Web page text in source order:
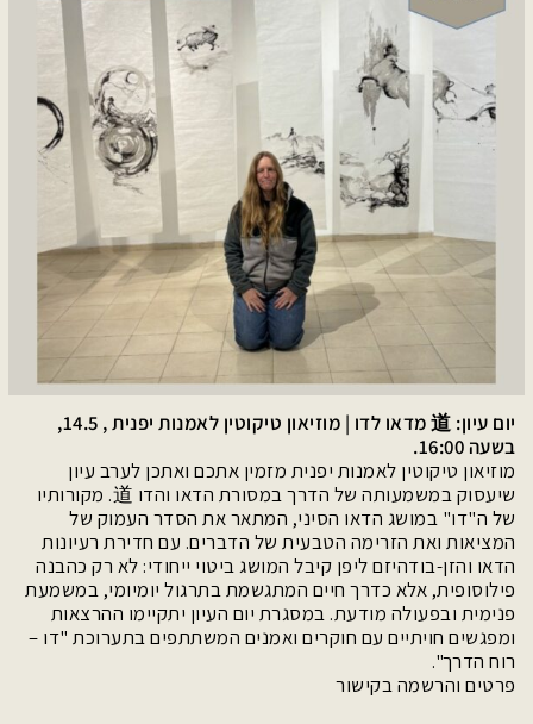
יום עיון: 道 מדאו לדו | מוזיאון טיקוטין לאמנות יפנית , 14.5,
בשעה 16:00.
מוזיאון טיקוטין לאמנות יפנית מזמין אתכם ואתכן לערב עיון
שיעסוק במשמעותה של הדרך במסורת הדאו והדו 道. מקורותיו
של ה"דו" במושג הדאו הסיני, המתאר את הסדר העמוק של
המציאות ואת הזרימה הטבעית של הדברים. עם חדירת רעיונות
הדאו והזן-בודהיזם ליפן קיבל המושג ביטוי ייחודי: לא רק כהבנה
פילוסופית, אלא כדרך חיים המתגשמת בתרגול יומיומי, במשמעת
פנימית ובפעולה מודעת. במסגרת יום העיון יתקיימו ההרצאות
ומפגשים חויתיים עם חוקרים ואמנים המשתתפים בתערוכת "דו –
רוח הדרך".
פרטים והרשמה בקישור